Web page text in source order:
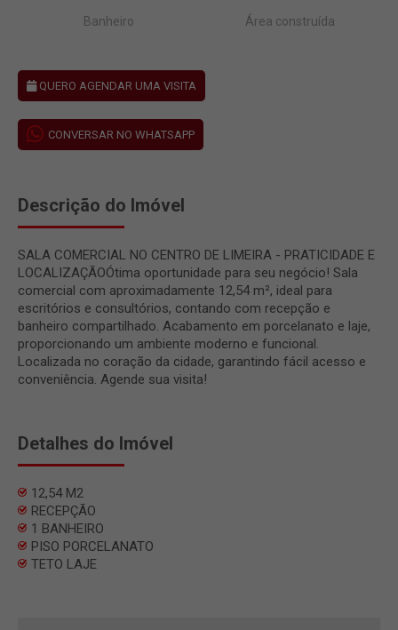
Banheiro Área construída
QUERO AGENDAR UMA VISITA
CONVERSAR NO WHATSAPP
Descrição do Imóvel
SALA COMERCIAL NO CENTRO DE LIMEIRA - PRATICIDADE E
LOCALIZAÇÃOÓtima oportunidade para seu negócio! Sala
comercial com aproximadamente 12,54 m², ideal para
escritórios e consultórios, contando com recepção e
banheiro compartilhado. Acabamento em porcelanato e laje,
proporcionando um ambiente moderno e funcional.
Localizada no coração da cidade, garantindo fácil acesso e
conveniência. Agende sua visita!
Detalhes do Imóvel
12,54 M2
RECEPÇÃO
1 BANHEIRO
PISO PORCELANATO
TETO LAJE